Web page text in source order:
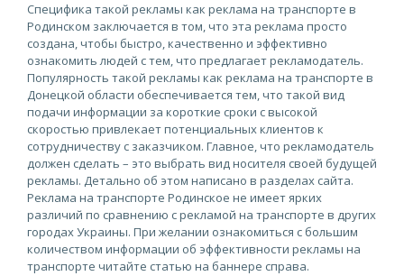
Специфика такой рекламы как реклама на транспорте в
Родинском заключается в том, что эта реклама просто
создана, чтобы быстро, качественно и эффективно
ознакомить людей с тем, что предлагает рекламодатель.
Популярность такой рекламы как реклама на транспорте в
Донецкой области обеспечивается тем, что такой вид
подачи информации за короткие сроки с высокой
скоростью привлекает потенциальных клиентов к
сотрудничеству с заказчиком. Главное, что рекламодатель
должен сделать – это выбрать вид носителя своей будущей
рекламы. Детально об этом написано в разделах сайта.
Реклама на транспорте Родинское не имеет ярких
различий по сравнению с рекламой на транспорте в других
городах Украины. При желании ознакомиться с большим
количеством информации об эффективности рекламы на
транспорте читайте статью на баннере справа.